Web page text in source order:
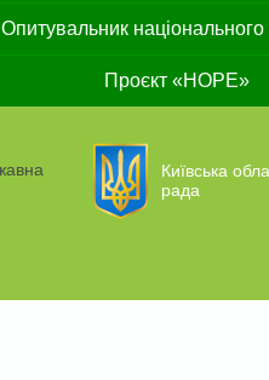
Опитувальник національного
Проєкт «HOPE»
Київська
рада